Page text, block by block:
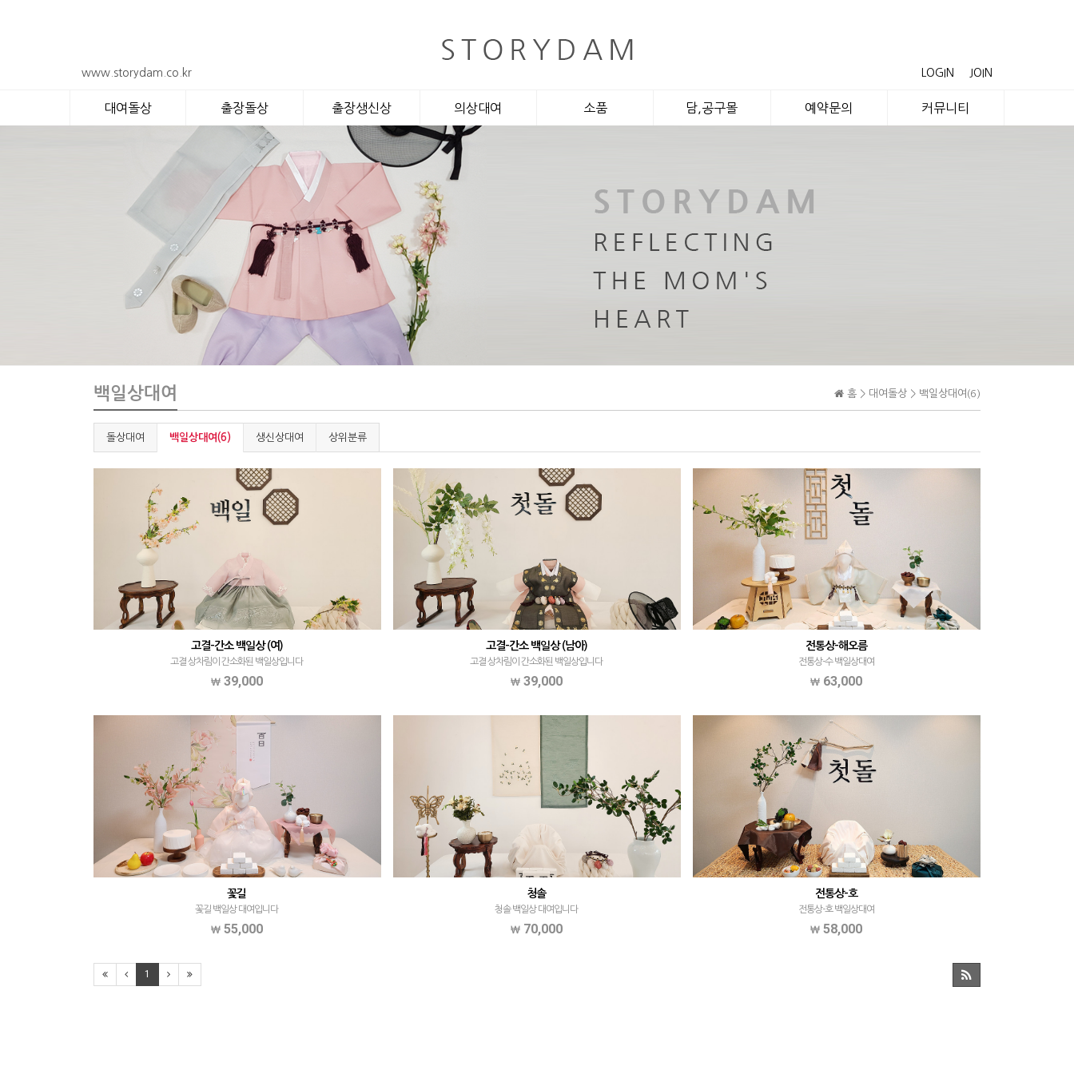
www.storydam.co.kr LOGIN JOIN
대여돌상 출장돌상 출장생신상 의상대여 소품 담,공구몰 예약문의 커뮤니티
홈 > 대여돌상 > 백일상대여(6)
백일상대여
돌상대여 백일상대여(6) 생신상대여 상위분류
고결-간소 백일상 (여)
고결 상차림이 간소화된 백일상입니다
39,000
고결-간소 백일상 (남아)
고결 상차림이 간소화된 백일상입니다
39,000
전통상-해오름
전통상-수 백일상대여
63,000
꽃길
꽃길 백일상 대여입니다
55,000
청솔
청솔 백일상 대여입니다
70,000
전통상-호
전통상-호 백일상대여
58,000
1